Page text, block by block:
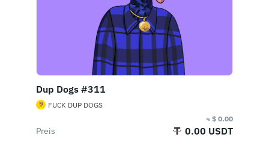
Dup Dogs #311
FUCK DUP DOGS
≈ $ 0.00
Preis 0.00 USDT